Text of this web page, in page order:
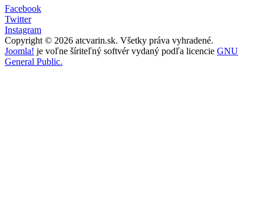
Facebook
Twitter
Instagram
Copyright © 2026 atcvarin.sk. Všetky práva vyhradené.
Joomla! je voľne šíriteľný softvér vydaný podľa licencie GNU
General Public.